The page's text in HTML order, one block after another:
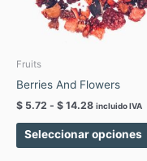
Fruits
Berries And Flowers
$ 5.72 - $ 14.28 incluido IVA
Seleccionar opciones